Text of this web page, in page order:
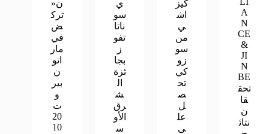
A
N
CE
&
JI
N
BE
تحق
قا
ن
نتائ
كيز
اش
ي
من
سو
زو
كي
تح
ص
ل
عل
ى
ي
سو
ناتا
تفو
ز
بجا
ئزة
ال
ش
رق
الأو
س
ن«
ترك
ض
في
مار
اتو
ن
بير
و
ت
20
10